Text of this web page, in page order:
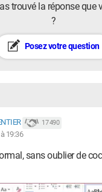
trouvé la réponse que
?
Posez votre question
17 490
19:36
sans oublier de